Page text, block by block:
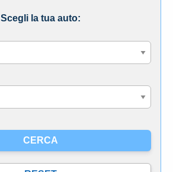
Scegli la tua auto: